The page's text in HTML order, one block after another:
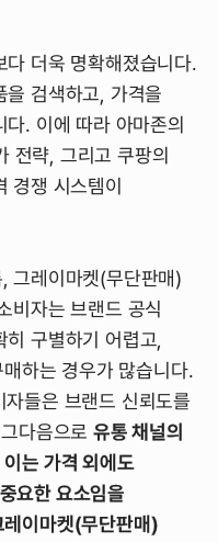
더욱 명확해졌습니다.
을 검색하고, 가격을
. 이에 따라 아마존의
전략, 그리고 쿠팡의
경쟁 시스템이
그레이마켓(무단판매)
비자는 브랜드 공식
구별하기 어렵고,
매하는 경우가 많습니다.
들은 브랜드 신뢰도를
다음으로 유통 채널의
는 가격 외에도
요한 요소임을
이마켓(무단판매)